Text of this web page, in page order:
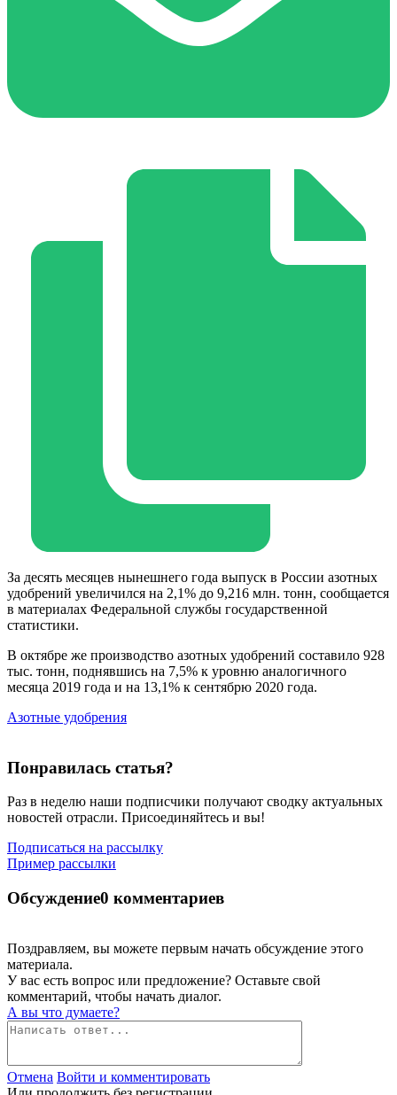
За десять месяцев нынешнего года выпуск в России азотных
удобрений увеличился на 2,1% до 9,216 млн. тонн, сообщается
в материалах Федеральной службы государственной
статистики.
В октябре же производство азотных удобрений составило 928
тыс. тонн, поднявшись на 7,5% к уровню аналогичного
месяца 2019 года и на 13,1% к сентябрю 2020 года.
Азотные удобрения
Понравилась статья?
Раз в неделю наши подписчики получают сводку актуальных
новостей отрасли. Присоединяйтесь и вы!
Подписаться на рассылку
Пример рассылки
Обсуждение0 комментариев
Поздравляем, вы можете первым начать обсуждение этого
материала.
У вас есть вопрос или предложение? Оставьте свой
комментарий, чтобы начать диалог.
А вы что думаете?
Отмена Войти и комментировать